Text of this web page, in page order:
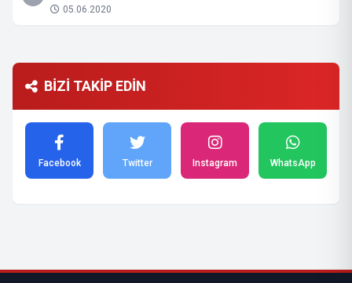
05.06.2020
BİZİ TAKİP EDİN
Facebook Twitter Instagram WhatsApp